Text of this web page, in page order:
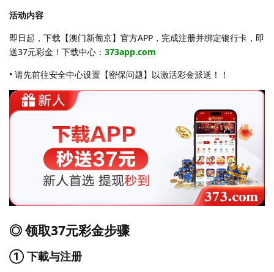
活动内容
即日起，下载【澳门新葡京】官方APP，完成注册并绑定银行卡，即
送37元彩金！下载中心： 373app.com
• 请先前往安全中心设置【密保问题】以激活彩金派送！！
◎ 领取37元彩金步骤
① 下載与注册